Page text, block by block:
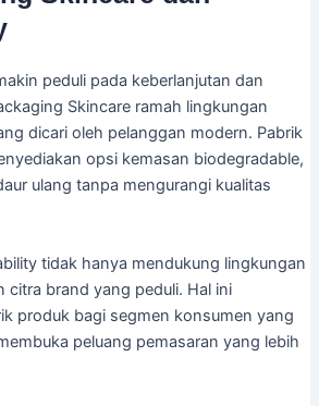
peduli pada keberlanjutan dan
Skincare ramah lingkungan
dicari oleh pelanggan modern. Pabrik
opsi kemasan biodegradable,
ulang tanpa mengurangi kualitas
tidak hanya mendukung lingkungan
citra brand yang peduli. Hal ini
produk bagi segmen konsumen yang
peluang pemasaran yang lebih